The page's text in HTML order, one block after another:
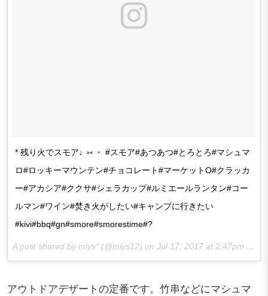
* 残り火でスモア♩⑅ ・ #スモア#あつあつ#とろとろ#マシュマ
ロ#ロッキーマウンテン#チョコレート#マーケットO#クラッカ
ー#アカシア#ククサ#シェラカップ#ルミエールランタン#コー
ルマン#ワイン#焚き火がしたい#キャンプに行きたい
#kivi#bbq#gn#smore#smorestime#?
A post shared by miys* (@miys12) on Jul 17, 2017 at 2:47pm PDT
アウトドアデザートの定番です。竹串などにマシュマ